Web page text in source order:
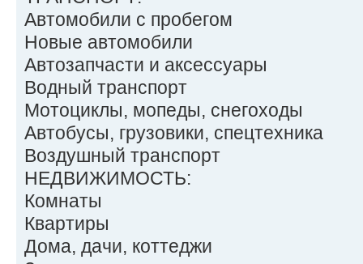
Автомобили с пробегом
Новые автомобили
Автозапчасти и аксессуары
Водный транспорт
Мотоциклы, мопеды, снегоходы
Автобусы, грузовики, спецтехника
Воздушный транспорт
НЕДВИЖИМОСТЬ:
Комнаты
Квартиры
Дома, дачи, коттеджи